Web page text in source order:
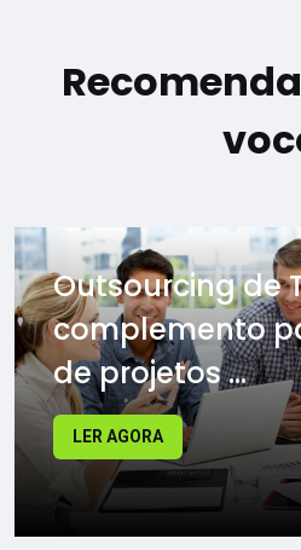
Outsourcing de
complemento
de projetos ...
LER AGORA